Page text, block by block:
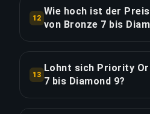
Priority Order sparst du
Aufpreis.
12
Wie hoch ist der
von Bronze 7 bis
€0.90 pro Division über 38
€34.24.
13
Lohnt sich Priority
7 bis Diamond 9?